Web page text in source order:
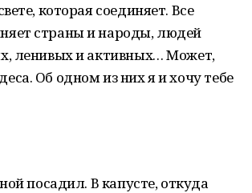
которая соединяет. Все
страны и народы, людей
ленивых и активных… Может,
Об одном из них я и хочу тебе
посадил. В капусте, откуда